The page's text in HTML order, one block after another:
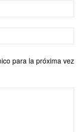
para la próxima vez